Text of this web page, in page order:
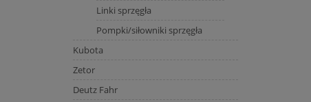
Linki sprzęgła
Pompki/siłowniki sprzęgła
Kubota
Zetor
Deutz Fahr